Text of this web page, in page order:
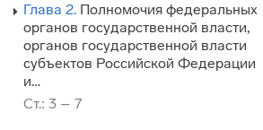
Глава 2. Полномочия федеральных
органов государственной власти,
органов государственной власти
субъектов Российской Федерации
и…
Ст.: 3 – 7